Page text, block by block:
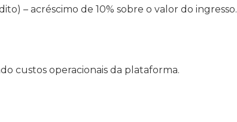
– acréscimo de 10% sobre o valor do ingresso.
custos operacionais da plataforma.